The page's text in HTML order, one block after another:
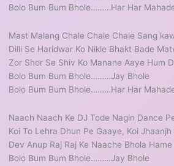
Bolo Bum Bum Bhole………Har Har
Mast Malang Chale Chale Chale Sang
Dilli Se Haridwar Ko Nikle Bhakt Bade
Zor Shor Se Shiv Ko Manane Aaye Hum
Bolo Bum Bum Bhole………Jay Bhole
Bolo Bum Bum Bhole………Har Har
Naach Naach Ke DJ Tode Nagin Dance
Koi To Lehra Dhun Pe Gaaye, Koi Jhaanjh
Dev Anup Raj Raj Ke Naache Bhola
Bolo Bum Bum Bhole………Jay Bhole